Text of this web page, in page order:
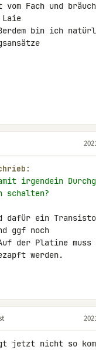
Fach und
bin ich
irgendein
schalten?
dafür ein
ggf noch
der Platine
werden.
jetzt nicht so